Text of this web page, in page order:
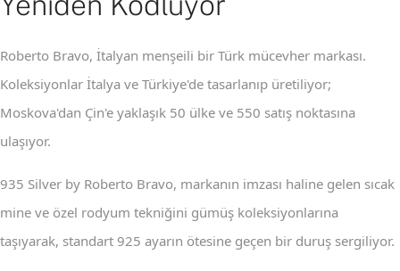
Roberto Bravo, İtalyan menşeili bir Türk mücevher markası.
Koleksiyonlar İtalya ve Türkiye'de tasarlanıp üretiliyor;
Moskova'dan Çin'e yaklaşık 50 ülke ve 550 satış noktasına
ulaşıyor.
935 Silver by Roberto Bravo, markanın imzası haline gelen sıcak
mine ve özel rodyum tekniğini gümüş koleksiyonlarına
taşıyarak, standart 925 ayarın ötesine geçen bir duruş sergiliyor.